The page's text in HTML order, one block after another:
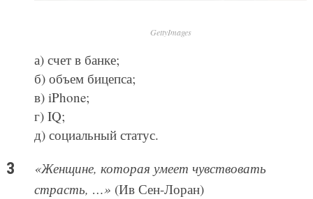
GettyImages
а) счет в банке;
б) объем бицепса;
в) iPhone;
г) IQ;
д) социальный статус.
«Женщине, которая умеет чувствовать
страсть, …» (Ив Сен-Лоран)